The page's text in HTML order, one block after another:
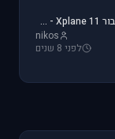
Mike_69th
בקשה עבור Xplane 11 - צביעה של חברת ישראייר למטוס FF A320
nikos
לפני 8 שנים